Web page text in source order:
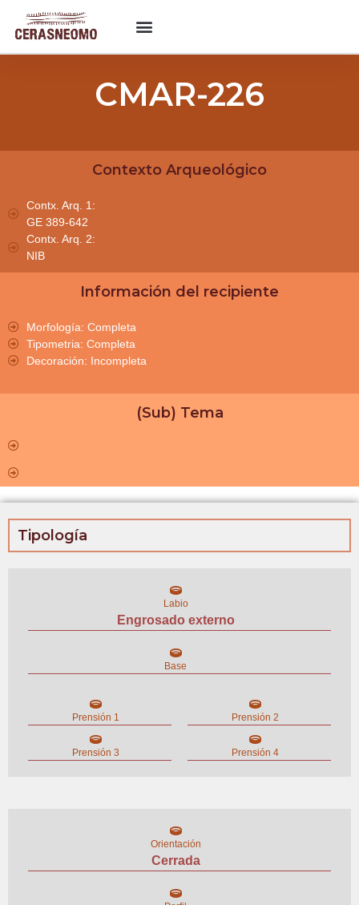
CMAR-226
Contexto Arqueológico
Contx. Arq. 1:
GE 389-642
Contx. Arq. 2:
NIB
Información del recipiente
Morfología: Completa
Tipometria: Completa
Decoración: Incompleta
(Sub) Tema
Tipología
Labio
Engrosado externo
Base
Prensión 1 Prensión 2
Prensión 3 Prensión 4
Orientación
Cerrada